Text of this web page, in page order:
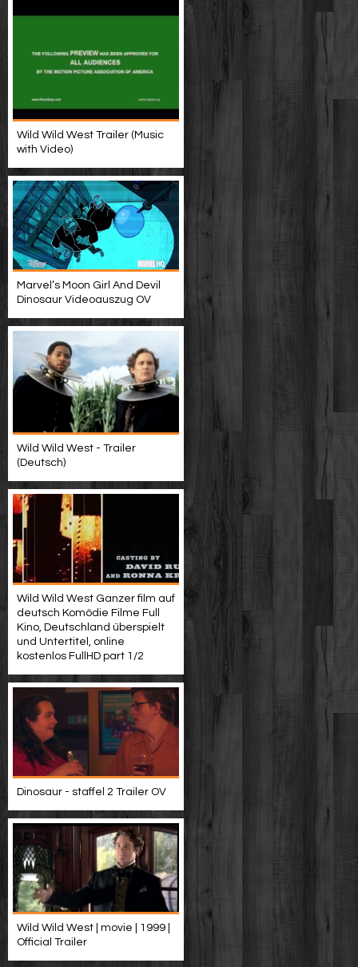
Wild Wild West Trailer (Music
with Video)
Marvel’s Moon Girl And Devil
Dinosaur Videoauszug OV
Wild Wild West - Trailer
(Deutsch)
Wild Wild West Ganzer film auf
deutsch Komödie Filme Full
Kino, Deutschland überspielt
und Untertitel, online
kostenlos FullHD part 1/2
Dinosaur - staffel 2 Trailer OV
Wild Wild West | movie | 1999 |
Official Trailer